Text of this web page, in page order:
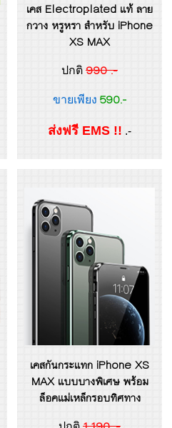
เคส Electroplated แท้ ลาย
กวาง หรูหรา สำหรับ iPhone
XS MAX
ปกติ 990 .-
ขายเพียง 590.-
ส่งฟรี EMS !! .-
เคสกันกระแทก iPhone XS
MAX แบบบางพิเศษ พร้อม
ล็อคแม่เหล็กรอบทิศทาง